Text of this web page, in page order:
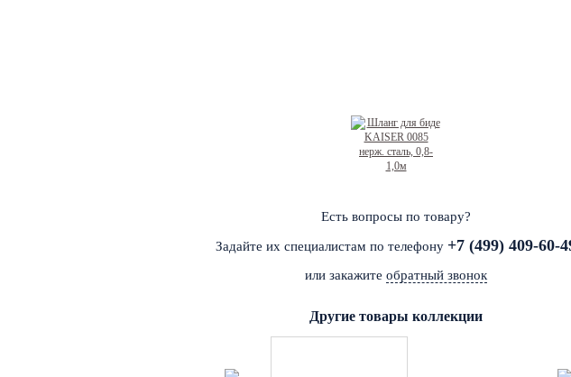
Есть вопросы по товару?
Задайте их специалистам по телефону +7 (499) 409-60-
или закажите обратный звонок
Другие товары коллекции